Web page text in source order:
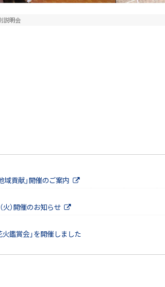
説明会
域貢献」開催のご案内
）開催のお知らせ
火鑑賞会」を開催しました